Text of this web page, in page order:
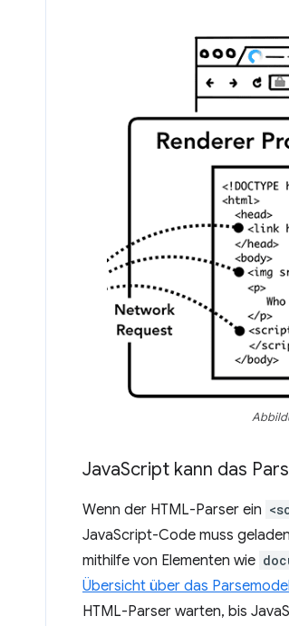
JavaScript kann das
Wenn der HTML-Parser ein
JavaScript-Code muss
mithilfe von Elementen wie
Übersicht über das
HTML-Parser warten, bis